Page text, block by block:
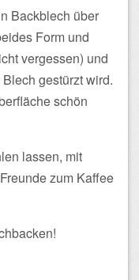
Backblech über
Form und
vergessen) und
gestürzt wird.
schön
lassen, mit
zum Kaffee